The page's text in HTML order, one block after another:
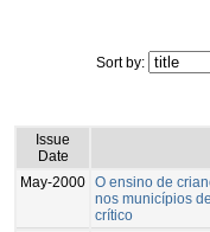
Sort by:
Issue
Date
May-2000 O ensino de
nos municípios
crítico